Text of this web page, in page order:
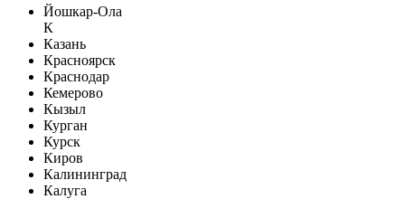
Йошкар-Ола
К
Казань
Красноярск
Краснодар
Кемерово
Кызыл
Курган
Курск
Киров
Калининград
Калуга